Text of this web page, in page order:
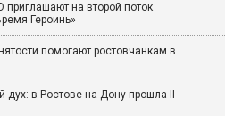
на второй поток
Героинь»
помогают ростовчанкам в
дух: в Ростове-на-Дону прошла II